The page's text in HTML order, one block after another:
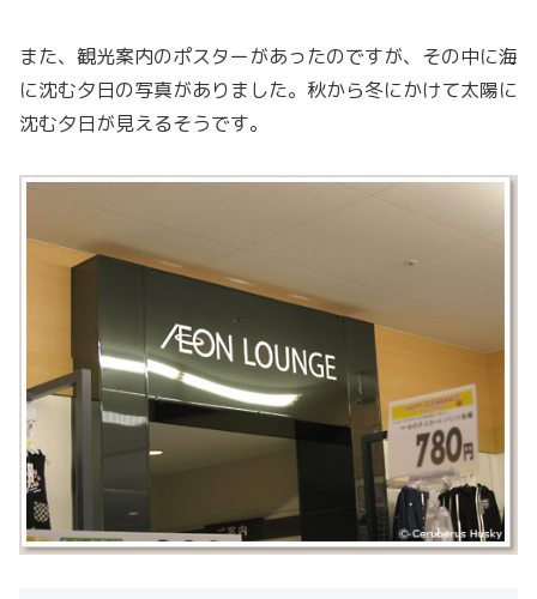
また、観光案内のポスターがあったのですが、その中に海
に沈む夕日の写真がありました。秋から冬にかけて太陽に
沈む夕日が見えるそうです。